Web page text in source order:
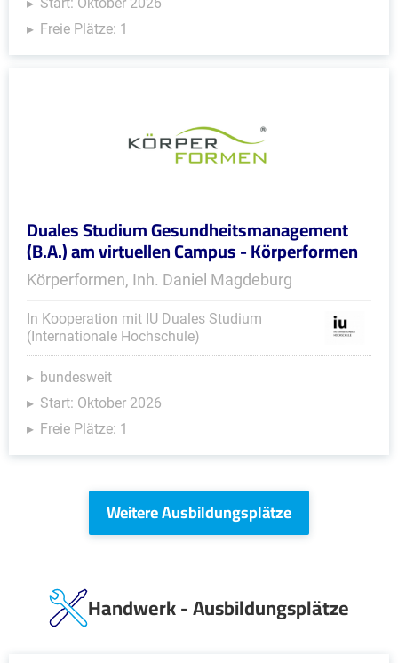
Freie Plätze: 1
Duales Studium Gesundheitsmanagement
(B.A.) am virtuellen Campus - Körperformen
Körperformen, Inh. Daniel Magdeburg
In Kooperation mit IU Duales Studium
(Internationale Hochschule)
bundesweit
Start: Oktober 2026
Freie Plätze: 1
Weitere Ausbildungsplätze
Handwerk - Ausbildungsplätze